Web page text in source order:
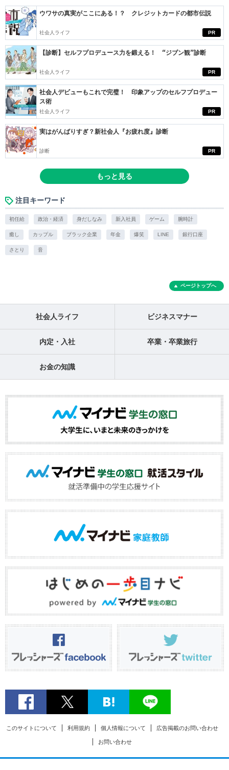
PR
ウワサの真実がここにある！？ クレジットカードの都市伝説
社会人ライフ
PR
【診断】セルフプロデュース力を鍛える！ “ジブン観”診断
社会人ライフ
PR
社会人デビューもこれで完璧！ 印象アップのセルフプロデュー
ス術
社会人ライフ
PR
実はがんばりすぎ？新社会人『お疲れ度』診断
診断
もっと見る
注目キーワード
初任給 政治・経済 身だしなみ 新入社員 ゲーム 腕時計
癒し カップル ブラック企業 年金 爆笑 LINE 銀行口座
さとり 音
ページトップへ
社会人ライフ ビジネスマナー
内定・入社 卒業・卒業旅行
お金の知識
このサイトについて 利用規約 個人情報について 広告掲載のお問い合わせ
お問い合わせ